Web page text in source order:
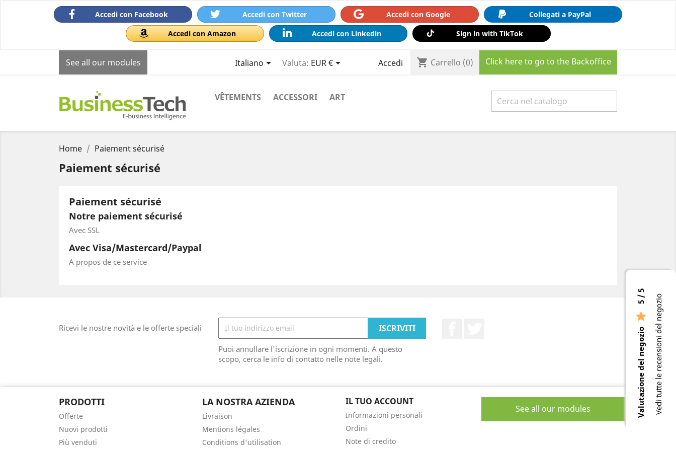
Valutazione del negozio

5 / 5 Vedi tutte le recensioni del negozio
Accedi con Facebook Accedi con Twitter Accedi con Google
Collegati a PayPal
Accedi con Amazon
Accedi con Linkedin Sign in with TikTok
See all our modules Italiano Valuta: EUR € Accedi shopping_cart Carrello (0) Click here to go to the Backoffice
VÊTEMENTS ACCESSORI ART
Home Paiement sécurisé
Paiement sécurisé
Paiement sécurisé
Notre paiement sécurisé
Avec SSL
Avec Visa/Mastercard/Paypal
A propos de ce service
Ricevi le nostre novità e le offerte speciali
Puoi annullare l'iscrizione in ogni momenti. A questo
scopo, cerca le info di contatto nelle note legali.
PRODOTTI
Offerte
Nuovi prodotti
Più venduti
LA NOSTRA AZIENDA
Livraison
Mentions légales
Conditions d'utilisation
IL TUO ACCOUNT
Informazioni personali
Ordini
Note di credito
See all our modules